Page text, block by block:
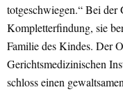
totgeschwiegen.“ Bei der
Kompletterfindung, sie
Familie des Kindes. Der
Gerichtsmedizinischen
schloss einen